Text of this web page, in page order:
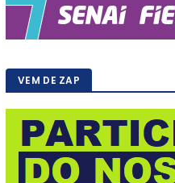
VEM DE ZAP